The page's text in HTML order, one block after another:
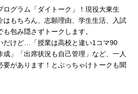
ログラム「ダイトーク」！現役大東生
はもちろん、志願理由、学生生活、入試
包み隠さずトークします。
だけど…「授業は高校と違い1コマ90
成」「出席状況も自己管理」など、一人
要があります！とぶっちゃけトークも聞